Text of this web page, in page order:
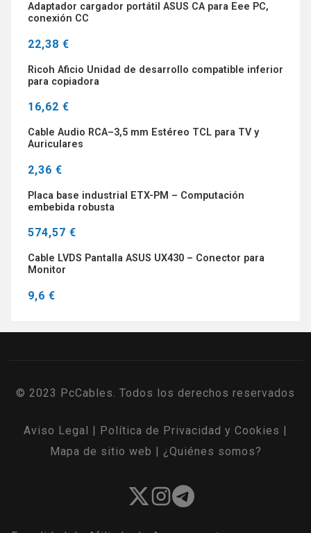
Adaptador cargador portátil ASUS CA para Eee PC,
conexión CC
22,38 €
Ricoh Aficio Unidad de desarrollo compatible inferior
para copiadora
16,62 €
Cable Audio RCA–3,5 mm Estéreo TCL para TV y
Auriculares
2,36 €
Placa base industrial ETX-PM – Computación
embebida robusta
574,57 €
Cable LVDS Pantalla ASUS UX430 – Conector para
Monitor
9,6 €
© 2023 PcCables. Todos los derechos reservados
Aviso Legal | Política de Privacidad y Cookies |
Mapa de sitio web | ¿Quiénes somos?